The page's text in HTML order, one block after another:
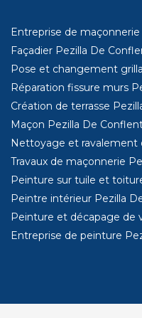
Entreprise de
Façadier Pezilla De
Pose et changement
Réparation fissure murs
Création de terrasse
Maçon Pezilla De
Nettoyage et ravalement
Travaux de maçonnerie
Peinture sur tuile et
Peintre intérieur Pezilla
Peinture et décapage de
Entreprise de peinture